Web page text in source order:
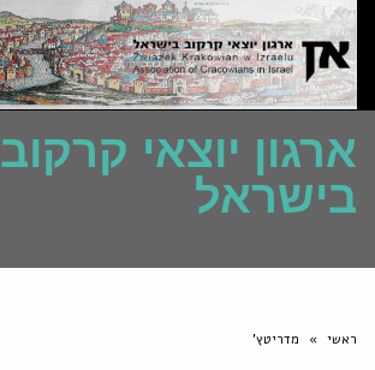
ארגון יוצאי קרקוב
בישראל
ראשי » מדריטץ'